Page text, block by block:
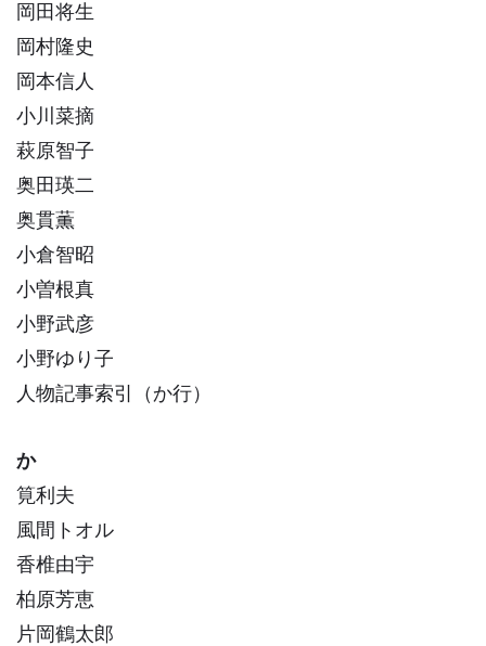
岡田将生
岡村隆史
岡本信人
小川菜摘
萩原智子
奥田瑛二
奥貫薫
小倉智昭
小曽根真
小野武彦
小野ゆり子
人物記事索引（か行）
か
筧利夫
風間トオル
香椎由宇
柏原芳恵
片岡鶴太郎